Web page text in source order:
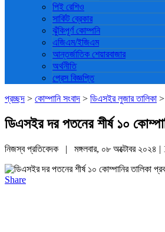
পিই রেশিও
সার্কিট ব্রেকার
ঝুঁকিপূর্ণ কোম্পনি
এজিএম/ইজিএম
আন্তর্জাতিক শেয়ারবাজার
অর্থনীতি
প্রেস বিজ্ঞপ্তি
প্রচ্ছদ > কোম্পানি সংবাদ > ডিএসইর লুজার তালিকা >
ডিএসইর দর পতনের শীর্ষ ১০
নিজস্ব প্রতিবেদক | মঙ্গলবার, ০৮ অক্টোবর ২০২৪ |
Share